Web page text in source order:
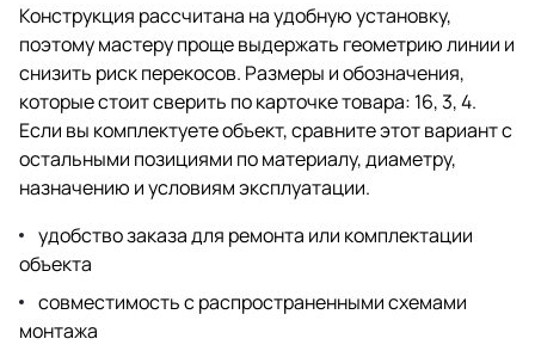
Конструкция рассчитана на удобную установку,
поэтому мастеру проще выдержать геометрию линии и
снизить риск перекосов. Размеры и обозначения,
которые стоит сверить по карточке товара: 16, 3, 4.
Если вы комплектуете объект, сравните этот вариант с
остальными позициями по материалу, диаметру,
назначению и условиям эксплуатации.
удобство заказа для ремонта или комплектации
объекта
совместимость с распространенными схемами
монтажа